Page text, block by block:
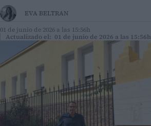
EVA BELTRAN
01 de junio de 2026 a las 15:56h
Actualizado el: 01 de junio de 2026 a las 15:56h